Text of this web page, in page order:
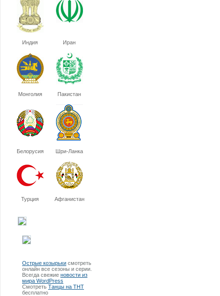
Индия Иран
Монголия Пакистан
Белорусия Шри-Ланка
Турция Афганистан
Острые козырьки смотреть
онлайн все сезоны и серии.
Всегда свежие новости из
мира WordPress
Смотреть Танцы на ТНТ
бесплатно